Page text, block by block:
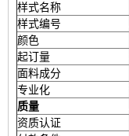
样式名称
样式编号
颜色
起订量
面料成分
专业化
质量
资质认证